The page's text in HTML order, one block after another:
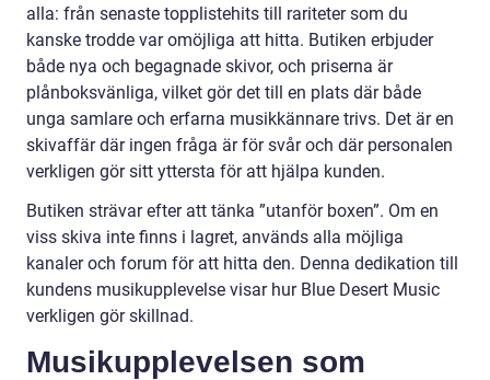
alla: från senaste topplistehits till rariteter som du
kanske trodde var omöjliga att hitta. Butiken erbjuder
både nya och begagnade skivor, och priserna är
plånboksvänliga, vilket gör det till en plats där både
unga samlare och erfarna musikkännare trivs. Det är en
skivaffär där ingen fråga är för svår och där personalen
verkligen gör sitt yttersta för att hjälpa kunden.
Butiken strävar efter att tänka ”utanför boxen”. Om en
viss skiva inte finns i lagret, används alla möjliga
kanaler och forum för att hitta den. Denna dedikation till
kundens musikupplevelse visar hur Blue Desert Music
verkligen gör skillnad.
Musikupplevelsen som